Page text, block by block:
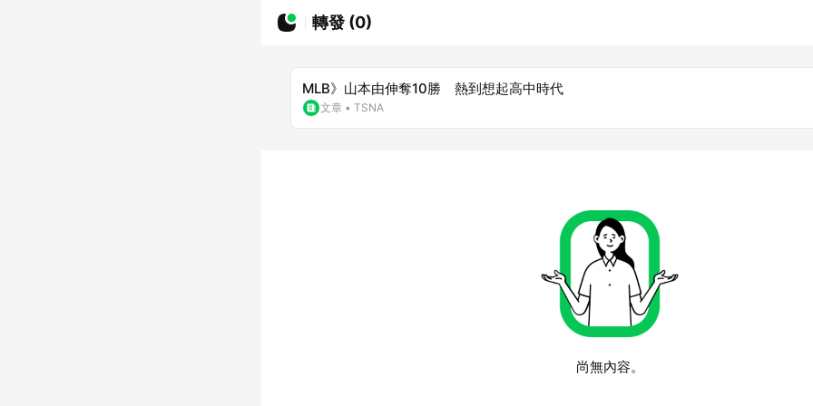
轉發 (0)
MLB》山本由伸奪10勝 熱到想起高中時代
文章 • TSNA
尚無內容。